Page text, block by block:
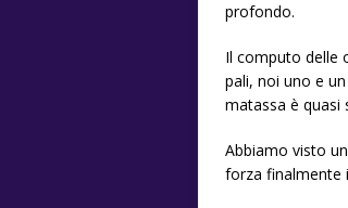
profondo.
Il computo delle
pali, noi uno e
matassa è quasi
Abbiamo visto
forza finalmente